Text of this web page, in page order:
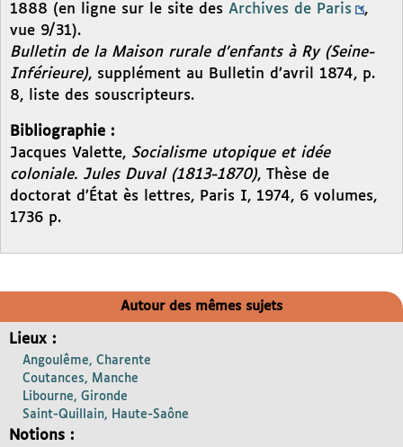
1888 (en ligne sur le site des Archives de Paris
,
vue 9/31).
Bulletin de la Maison rurale d’enfants à Ry (Seine-
Inférieure), supplément au Bulletin d’avril 1874, p.
8, liste des souscripteurs.
Bibliographie :
Jacques Valette, Socialisme utopique et idée
coloniale. Jules Duval (1813-1870), Thèse de
doctorat d’État ès lettres, Paris I, 1974, 6 volumes,
1736 p.
Autour des mêmes sujets
Lieux :
Angoulême, Charente
Coutances, Manche
Libourne, Gironde
Saint-Quillain, Haute-Saône
Notions :